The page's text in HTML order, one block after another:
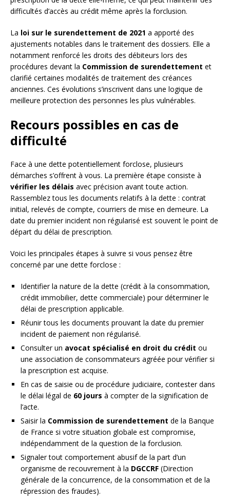
difficultés d’accès au crédit même après la forclusion.
La loi sur le surendettement de 2021 a apporté des
ajustements notables dans le traitement des dossiers. Elle a
notamment renforcé les droits des débiteurs lors des
procédures devant la Commission de surendettement et
clarifié certaines modalités de traitement des créances
anciennes. Ces évolutions s’inscrivent dans une logique de
meilleure protection des personnes les plus vulnérables.
Recours possibles en cas de
difficulté
Face à une dette potentiellement forclose, plusieurs
démarches s’offrent à vous. La première étape consiste à
vérifier les délais avec précision avant toute action.
Rassemblez tous les documents relatifs à la dette : contrat
initial, relevés de compte, courriers de mise en demeure. La
date du premier incident non régularisé est souvent le point de
départ du délai de prescription.
Voici les principales étapes à suivre si vous pensez être
concerné par une dette forclose :
Identifier la nature de la dette (crédit à la consommation,
crédit immobilier, dette commerciale) pour déterminer le
délai de prescription applicable.
Réunir tous les documents prouvant la date du premier
incident de paiement non régularisé.
Consulter un avocat spécialisé en droit du crédit ou
une association de consommateurs agréée pour vérifier si
la prescription est acquise.
En cas de saisie ou de procédure judiciaire, contester dans
le délai légal de 60 jours à compter de la signification de
l’acte.
Saisir la Commission de surendettement de la Banque
de France si votre situation globale est compromise,
indépendamment de la question de la forclusion.
Signaler tout comportement abusif de la part d’un
organisme de recouvrement à la DGCCRF (Direction
générale de la concurrence, de la consommation et de la
répression des fraudes).